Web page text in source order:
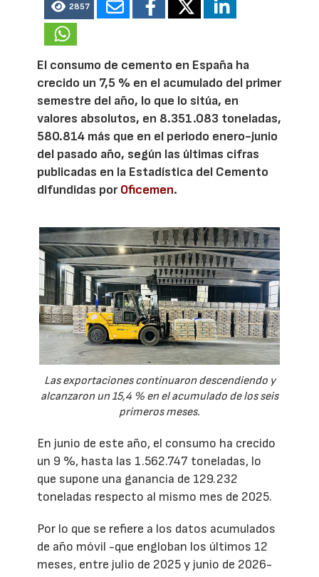
2857
El consumo de cemento en España ha
crecido un 7,5 % en el acumulado del primer
semestre del año, lo que lo sitúa, en
valores absolutos, en 8.351.083 toneladas,
580.814 más que en el periodo enero-junio
del pasado año, según las últimas cifras
publicadas en la Estadística del Cemento
difundidas porOficemen.
Las exportaciones continuaron descendiendo y
alcanzaron un 15,4 % en el acumulado de los seis
primeros meses.
En junio de este año, el consumo ha crecido
un 9 %, hasta las 1.562.747 toneladas, lo
que supone una ganancia de 129.232
toneladas respecto al mismo mes de 2025.
Por lo que se refiere a los datos acumulados
de año móvil -que engloban los últimos 12
meses, entre julio de 2025 y junio de 2026-